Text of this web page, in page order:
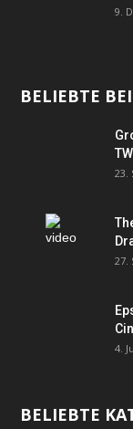
9.
BELIEBTE
23.
27.
4.
BELIEBTE